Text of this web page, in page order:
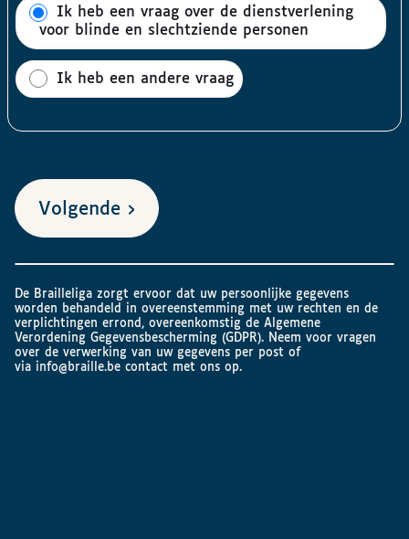
voor blinde en slechtziende personen
Ik heb een andere vraag
Volgende
De Brailleliga zorgt ervoor dat uw persoonlijke gegevens
worden behandeld in overeenstemming met uw rechten en de
verplichtingen errond, overeenkomstig de Algemene
Verordening Gegevensbescherming (GDPR). Neem voor vragen
over de verwerking van uw gegevens per post of
via info@braille.be contact met ons op.